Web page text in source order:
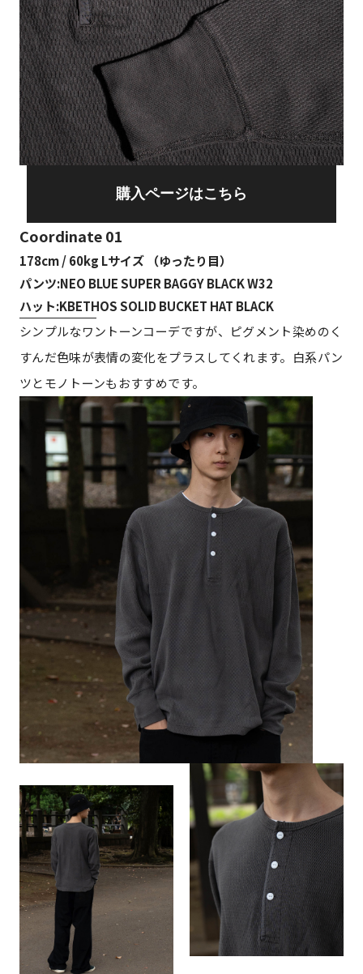
購入ページはこちら
Coordinate 01
178cm / 60kg Lサイズ （ゆったり目）
パンツ:NEO BLUE SUPER BAGGY BLACK W32
ハット:KBETHOS SOLID BUCKET HAT BLACK
シンプルなワントーンコーデですが、ピグメント染めのく
すんだ色味が表情の変化をプラスしてくれます。白系パン
ツとモノトーンもおすすめです。